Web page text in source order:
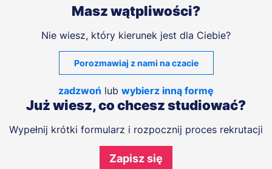
Masz wątpliwości?
Nie wiesz, który kierunek jest dla Ciebie?
Porozmawiaj z nami na czacie
zadzwoń lub wybierz inną formę
Już wiesz, co chcesz studiować?
Wypełnij krótki formularz i rozpocznij proces rekrutacji
Zapisz się